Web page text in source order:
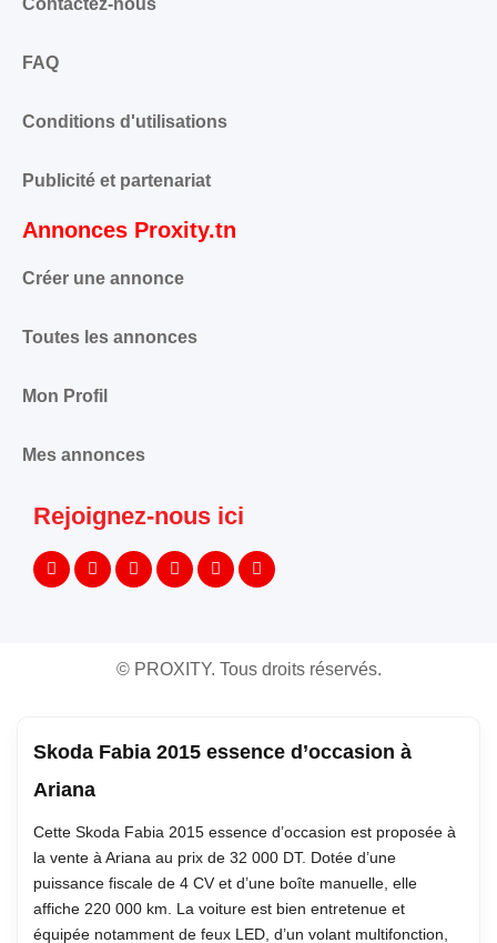
Contactez-nous
FAQ
Conditions d'utilisations
Publicité et partenariat
Annonces Proxity.tn
Créer une annonce
Toutes les annonces
Mon Profil
Mes annonces
Rejoignez-nous ici
© PROXITY. Tous droits réservés.
Skoda Fabia 2015 essence d’occasion à
Ariana
Cette Skoda Fabia 2015 essence d’occasion est proposée à
la vente à Ariana au prix de 32 000 DT. Dotée d’une
puissance fiscale de 4 CV et d’une boîte manuelle, elle
affiche 220 000 km. La voiture est bien entretenue et
équipée notamment de feux LED, d’un volant multifonction,